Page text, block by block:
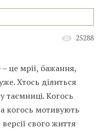
25288
це мрії, бажання,
Хтось ділиться
таємниці. Когось
а когось мотивують
свого життя